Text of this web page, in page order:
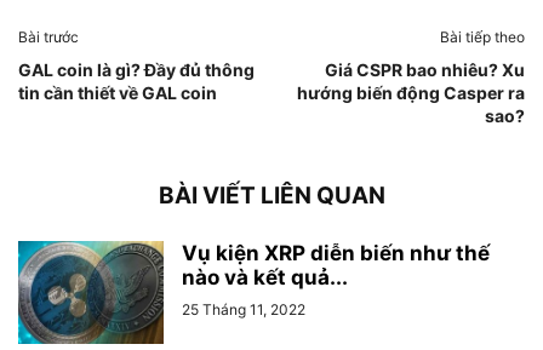
Bài trước
GAL coin là gì? Đầy đủ thông
tin cần thiết về GAL coin
Bài tiếp theo
Giá CSPR bao nhiêu? Xu
hướng biến động Casper ra
sao?
BÀI VIẾT LIÊN QUAN
Vụ kiện XRP diễn biến như thế
nào và kết quả...
25 Tháng 11, 2022